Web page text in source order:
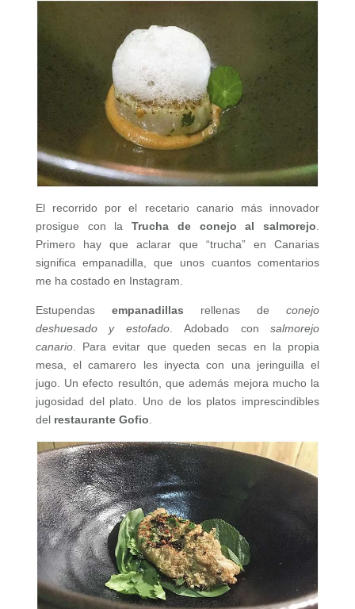
El recorrido por el recetario canario más innovador
prosigue con laTrucha de conejo al salmorejo
Primero hay que aclarar que “trucha” en Canarias
significa empanadilla, que unos cuantos comentarios
me ha costado en Instagram.
Estupendas empanadillas rellenas deconejo
deshuesado y estofado . Adobado consalmorejo
canario. Para evitar que queden secas en la propia
mesa, el camarero les inyecta con una jeringuilla el
jugo. Un efecto resultón, que además mejora mucho la
jugosidad del plato. Uno de los platos imprescindibles
del restaurante Gofio